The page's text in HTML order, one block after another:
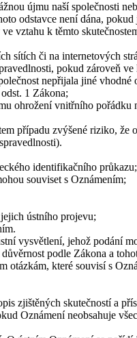
újmu naší společnosti
odstavce není dána,
vztahu k těmto
sítích či na internetových
pokud zároveň
nepřijala jiné
1 Zákona;
ohrožení vnitřního pořádku
případu zvýšené riziko, že
identifikačního průkazu;
souviset s Oznámením;
ústního projevu;
vysvětlení, jehož podání
podle Zákona a
otázkám, které souvisí s
zjištěných skutečností a
Oznámení neobsahuje